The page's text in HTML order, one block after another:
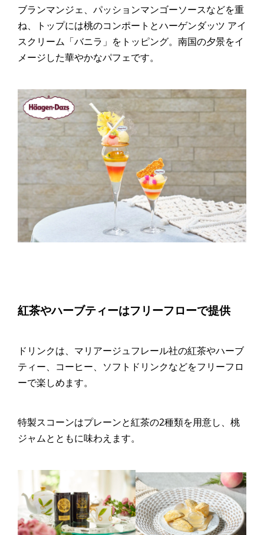
ブランマンジェ、パッションマンゴーソースなどを重
ね、トップには桃のコンポートとハーゲンダッツ アイ
スクリーム「バニラ」をトッピング。南国の夕景をイ
メージした華やかなパフェです。
紅茶やハーブティーはフリーフローで提供
ドリンクは、マリアージュフレール社の紅茶やハーブ
ティー、コーヒー、ソフトドリンクなどをフリーフロ
ーで楽しめます。
特製スコーンはプレーンと紅茶の2種類を用意し、桃
ジャムとともに味わえます。